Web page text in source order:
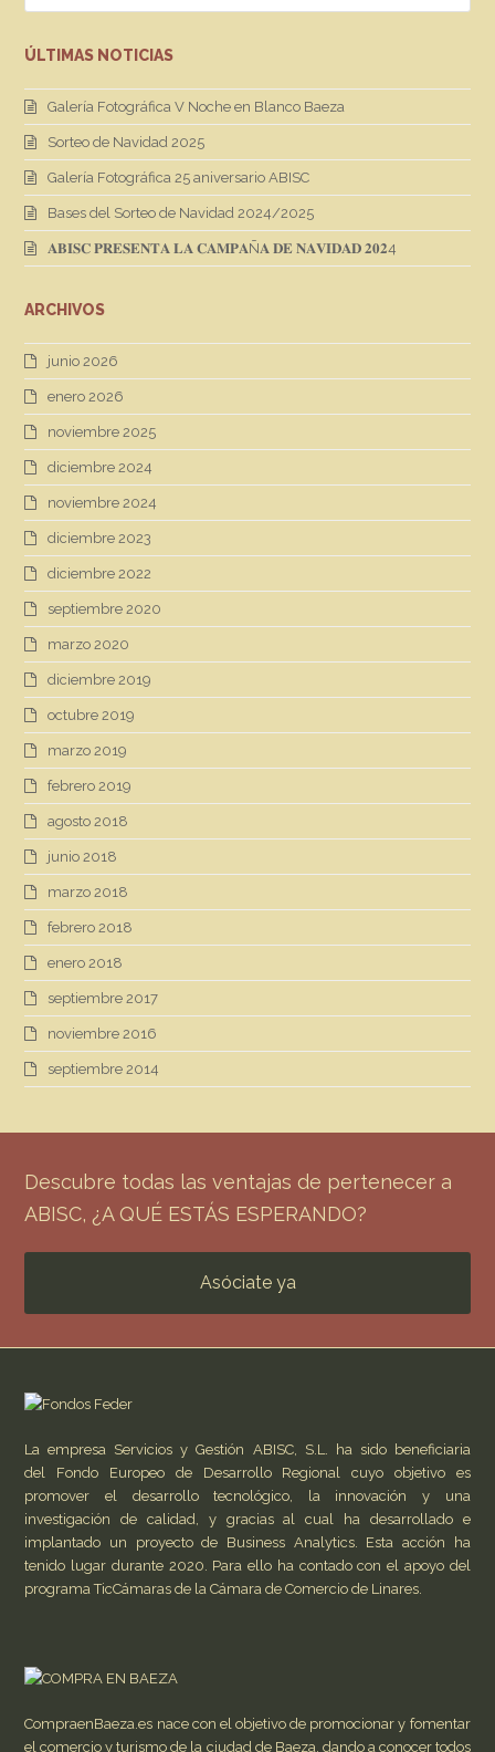
ÚLTIMAS NOTICIAS
Galería Fotográfica V Noche en Blanco Baeza
Sorteo de Navidad 2025
Galería Fotográfica 25 aniversario ABISC
Bases del Sorteo de Navidad 2024/2025
𝐀𝐁𝐈𝐒𝐂 𝐏𝐑𝐄𝐒𝐄𝐍𝐓𝐀 𝐋𝐀 𝐂𝐀𝐌𝐏𝐀Ñ𝐀 𝐃𝐄 𝐍𝐀𝐕𝐈𝐃𝐀𝐃 𝟐𝟎𝟐4
ARCHIVOS
junio 2026
enero 2026
noviembre 2025
diciembre 2024
noviembre 2024
diciembre 2023
diciembre 2022
septiembre 2020
marzo 2020
diciembre 2019
octubre 2019
marzo 2019
febrero 2019
agosto 2018
junio 2018
marzo 2018
febrero 2018
enero 2018
septiembre 2017
noviembre 2016
septiembre 2014
Descubre todas las ventajas de pertenecer a
ABISC, ¿A QUÉ ESTÁS ESPERANDO?
Asóciate ya
La empresa Servicios y Gestión ABISC, S.L. ha sido beneficiaria
del Fondo Europeo de Desarrollo Regional cuyo objetivo es
promover el desarrollo tecnológico, la innovación y una
investigación de calidad, y gracias al cual ha desarrollado e
implantado un proyecto de Business Analytics. Esta acción ha
tenido lugar durante 2020. Para ello ha contado con el apoyo del
programa TicCámaras de la Cámara de Comercio de Linares.
CompraenBaeza.es nace con el objetivo de promocionar y fomentar
el comercio y turismo de la ciudad de Baeza, dando a conocer todos